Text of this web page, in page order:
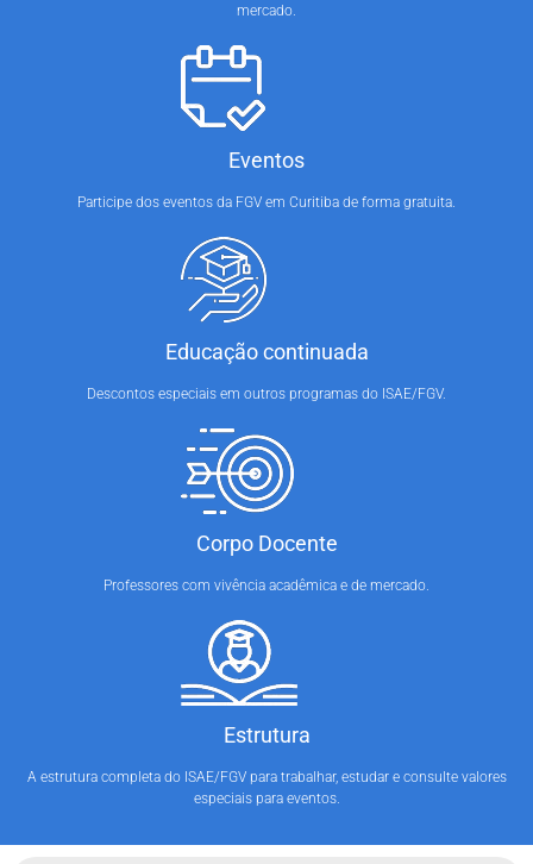
mercado.
Eventos
Participe dos eventos da FGV em Curitiba de forma gratuita.
Educação continuada
Descontos especiais em outros programas do ISAE/FGV.
Corpo Docente
Professores com vivência acadêmica e de mercado.
Estrutura
A estrutura completa do ISAE/FGV para trabalhar, estudar e consulte valores
especiais para eventos.